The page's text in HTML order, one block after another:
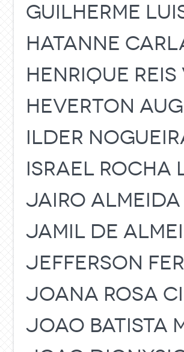
GUILHERME
HATANNE
HENRIQUE
HEVERTON
ILDER
ISRAEL ROCHA
JAIRO
JAMIL DE
JEFFERSON
JOANA ROSA
JOAO BATISTA